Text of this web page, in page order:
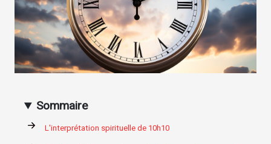
Sommaire
L'interprétation spirituelle de 10h10